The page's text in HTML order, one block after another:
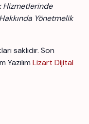
Hizmetlerinde
Yönetmelik
saklıdır. Son
Yazılım Lizart Dijital